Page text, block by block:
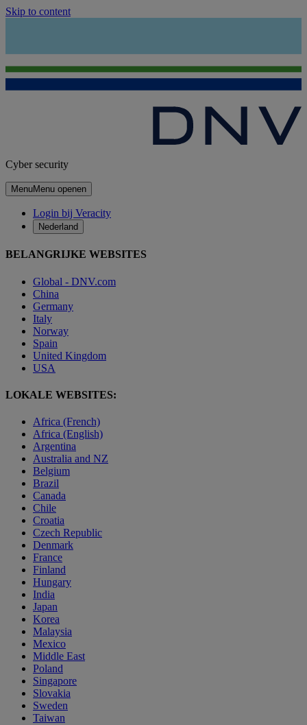
Skip to content
Cyber security
MenuMenu openen
Login bij Veracity
Nederland
BELANGRIJKE WEBSITES
Global - DNV.com
China
Germany
Italy
Norway
Spain
United Kingdom
USA
LOKALE WEBSITES:
Africa (French)
Africa (English)
Argentina
Australia and NZ
Belgium
Brazil
Canada
Chile
Croatia
Czech Republic
Denmark
France
Finland
Hungary
India
Japan
Korea
Malaysia
Mexico
Middle East
Poland
Singapore
Slovakia
Sweden
Taiwan